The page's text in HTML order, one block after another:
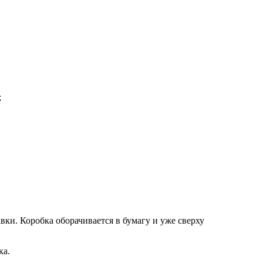
Коробка оборачивается в бумагу и уже сверху